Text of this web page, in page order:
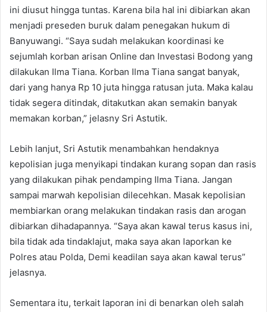
ini diusut hingga tuntas. Karena bila hal ini dibiarkan akan
menjadi preseden buruk dalam penegakan hukum di
Banyuwangi. “Saya sudah melakukan koordinasi ke
sejumlah korban arisan Online dan Investasi Bodong yang
dilakukan Ilma Tiana. Korban Ilma Tiana sangat banyak,
dari yang hanya Rp 10 juta hingga ratusan juta. Maka kalau
tidak segera ditindak, ditakutkan akan semakin banyak
memakan korban,” jelasny Sri Astutik.
Lebih lanjut, Sri Astutik menambahkan hendaknya
kepolisian juga menyikapi tindakan kurang sopan dan rasis
yang dilakukan pihak pendamping Ilma Tiana. Jangan
sampai marwah kepolisian dilecehkan. Masak kepolisian
membiarkan orang melakukan tindakan rasis dan arogan
dibiarkan dihadapannya. “Saya akan kawal terus kasus ini,
bila tidak ada tindaklajut, maka saya akan laporkan ke
Polres atau Polda, Demi keadilan saya akan kawal terus”
jelasnya.
Sementara itu, terkait laporan ini di benarkan oleh salah